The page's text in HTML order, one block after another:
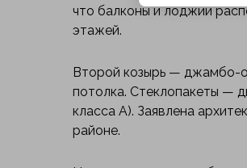
что балконы и лоджии
этажей.
Второй козырь — джамбо-
потолка. Стеклопакеты —
класса А). Заявлена
районе.